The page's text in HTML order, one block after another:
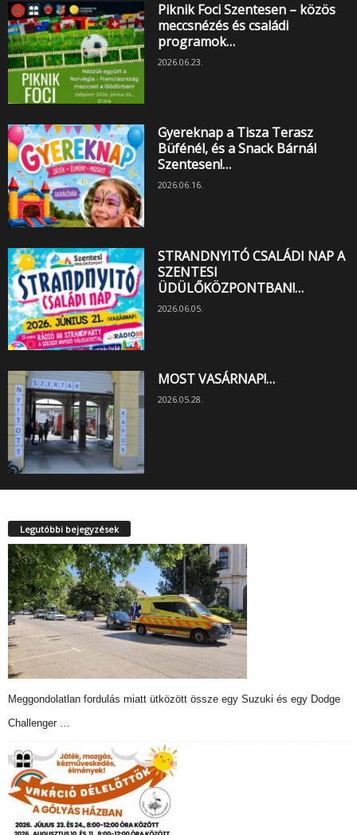
Piknik Foci Szentesen – közös
meccsnézés és családi
programok…
2026.06.23.
Gyereknap a Tisza Terasz
Büfénél, és a Snack Bárnál
Szentesen!…
2026.06.16.
STRANDNYITÓ CSALÁDI NAP A
SZENTESI
ÜDÜLŐKÖZPONTBAN!…
2026.06.05.
MOST VASÁRNAP!…
2026.05.28.
Legutóbbi bejegyzések
Meggondolatlan fordulás miatt ütközött össze egy Suzuki és egy Dodge
Challenger …